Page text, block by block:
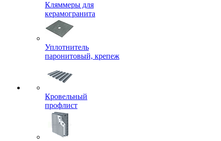
Кляммеры для
керамогранита
Уплотнитель
паронитовый, крепеж
Кровельный
профлист